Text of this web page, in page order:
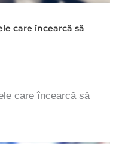
care încearcă să
care încearcă să